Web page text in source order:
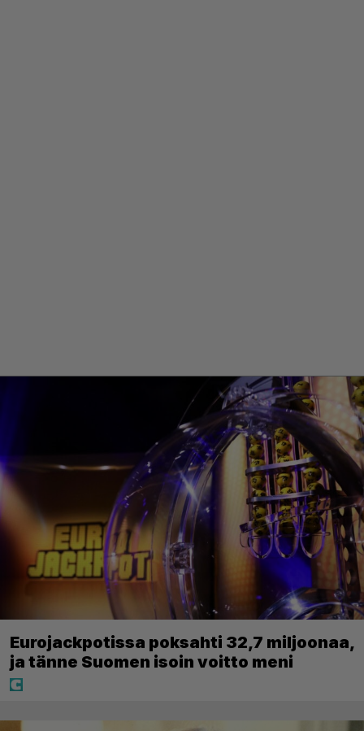
Eurojackpotissa poksahti 32,7 miljoonaa,
ja tänne Suomen isoin voitto meni